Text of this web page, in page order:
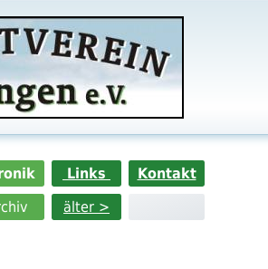
Links
Kontakt
älter >